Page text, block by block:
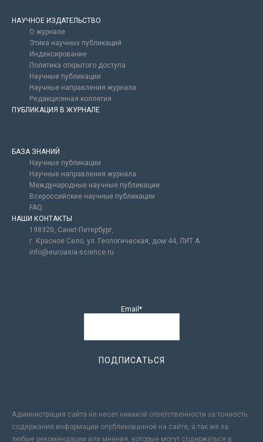
НАУЧНОЕ ИЗДАТЕЛЬСТВО
О журнале
Этика научных публикаций
Индексирование
Политика открытого доступа
Научные публикации
Научные направления журнала
Редакционная коллегия
ПУБЛИКАЦИЯ В ЖУРНАЛЕ
БАЗА ЗНАНИЙ
Научные публикации
Научные направления журнала
Международные научные публикации
Всероссийские научные публикации
FAQ
НАШИ КОНТАКТЫ
198320, Санкт-Петербург,
г. Красное Село, ул. Геологическая, дом 44, ЛИТ А.
info@euroasia-science.ru
Email*
Администрация сайта не несет никакой ответственности за точность
содержания информации опубликованной на сайте, а так же за
любые рекомендации или мнения, которые могут содержаться в